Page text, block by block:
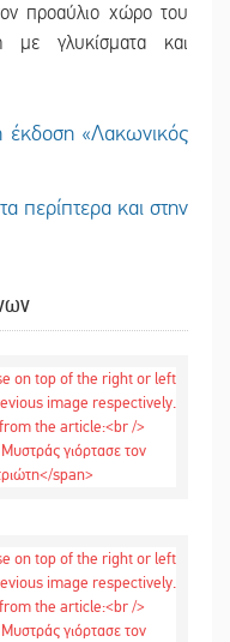
προαύλιο χώρο του
με γλυκίσματα και
έκδοση «Λακωνικός
περίπτερα και στην